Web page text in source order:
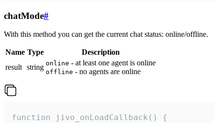
chatMode#
With this method you can get the current chat status: online/offline.
Name Type
Description
result string online - at least one agent is online
offline - no agents are online
function jivo_onLoadCallback() {